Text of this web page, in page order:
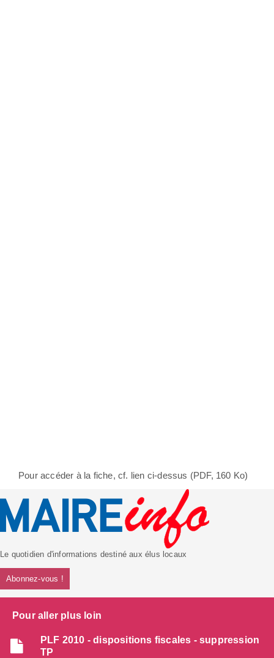
Pour accéder à la fiche, cf. lien ci-dessus (PDF, 160 Ko)
Le quotidien d'informations destiné aux élus locaux
Abonnez-vous !
Pour aller plus loin
PLF 2010 - dispositions fiscales - suppression
TP